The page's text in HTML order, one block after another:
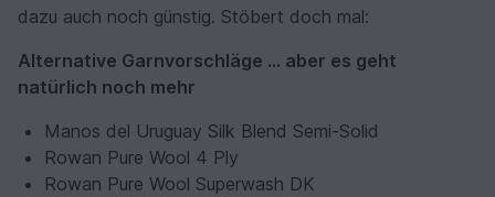
dazu auch noch günstig. Stöbert doch mal:
Alternative Garnvorschläge ... aber es geht
natürlich noch mehr
Manos del Uruguay Silk Blend Semi-Solid
Rowan Pure Wool 4 Ply
Rowan Pure Wool Superwash DK